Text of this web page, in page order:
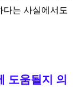
다는 사실에서도
도움될지 의